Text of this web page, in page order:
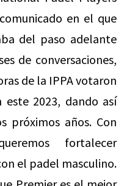
en el que
del paso adelante
de conversaciones,
de la IPPA votaron
este 2023, dando así
próximos años. Con
fortalecer
el padel masculino.